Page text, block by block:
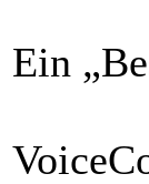
Ein